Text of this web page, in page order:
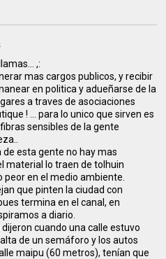
,:
mas cargos publicos, y recibir
en politica y adueñarse de la
a traves de asociaciones
! ... para lo unico que sirven es
sensibles de la gente
esta gente no hay mas
material lo traen de tolhuin
en el medio ambiente.
que pinten la ciudad con
termina en el canal, en
a diario.
cuando una calle estuvo
de un semáforo y los autos
maipu (60 metros), tenían que